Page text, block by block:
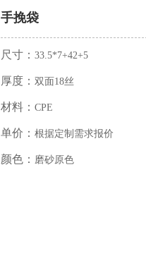
手挽袋
尺寸： 33.5*7+42+5
厚度： 双面18丝
材料： CPE
单价： 根据定制需求报价
颜色： 磨砂原色